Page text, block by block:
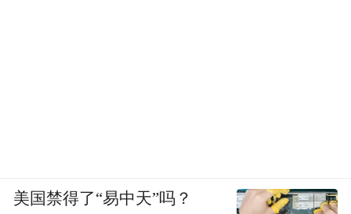
美国禁得了“易中天”吗？